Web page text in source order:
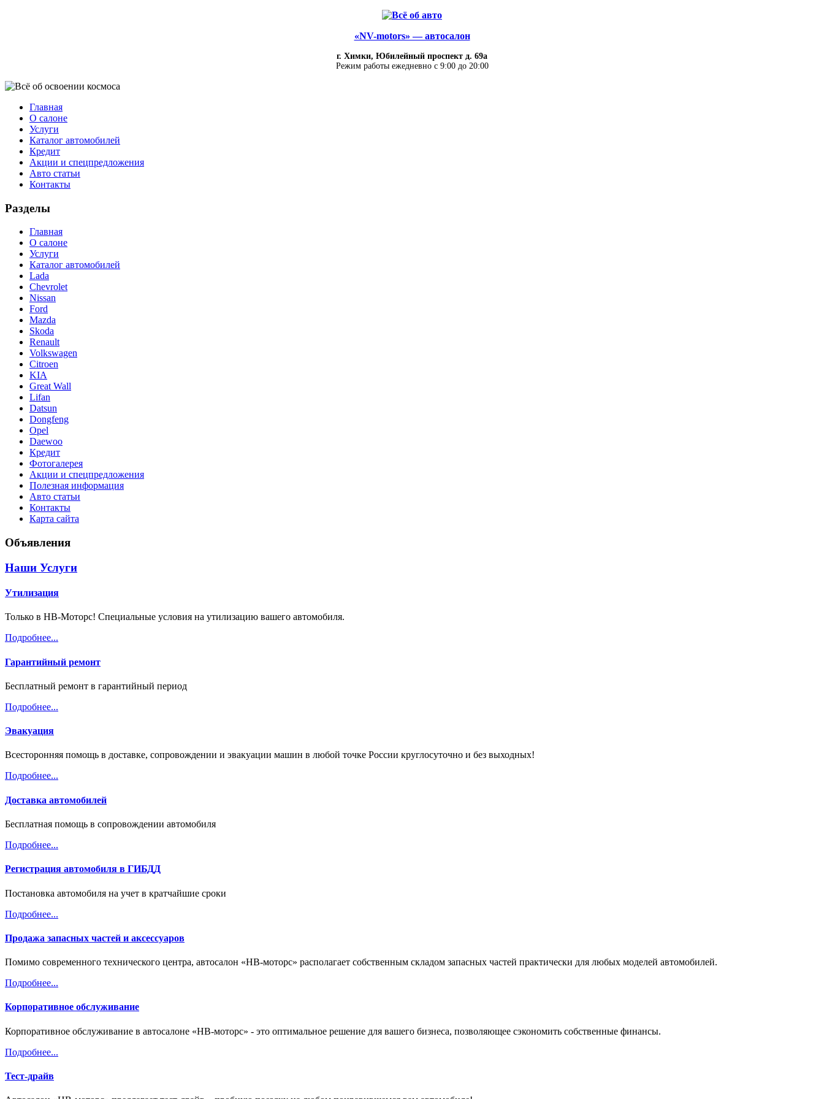
«NV-motors» — автосалон
г. Химки, Юбилейный проспект д. 69а
Режим работы ежедневно с 9:00 до 20:00
Главная
О салоне
Услуги
Каталог автомобилей
Кредит
Акции и спецпредложения
Авто статьи
Контакты
Разделы
Главная
О салоне
Услуги
Каталог автомобилей
Lada
Chevrolet
Nissan
Ford
Mazda
Skoda
Renault
Volkswagen
Citroen
KIA
Great Wall
Lifan
Datsun
Dongfeng
Opel
Daewoo
Кредит
Фотогалерея
Акции и спецпредложения
Полезная информация
Авто статьи
Контакты
Карта сайта
Объявления
Наши Услуги
Утилизация
Только в НВ-Моторс! Специальные условия на утилизацию вашего автомобиля.
Подробнее...
Гарантийный ремонт
Бесплатный ремонт в гарантийный период
Подробнее...
Эвакуация
Всесторонняя помощь в доставке, сопровождении и эвакуации машин в любой точке России круглосуточно и без выходных!
Подробнее...
Доставка автомобилей
Бесплатная помощь в сопровождении автомобиля
Подробнее...
Регистрация автомобиля в ГИБДД
Постановка автомобиля на учет в кратчайшие сроки
Подробнее...
Продажа запасных частей и аксессуаров
Помимо современного технического центра, автосалон «НВ-моторс» располагает собственным складом запасных частей практически для любых моделей автомобилей.
Подробнее...
Корпоративное обслуживание
Корпоративное обслуживание в автосалоне «НВ-моторс» - это оптимальное решение для вашего бизнеса, позволяющее сэкономить собственные финансы.
Подробнее...
Тест-драйв